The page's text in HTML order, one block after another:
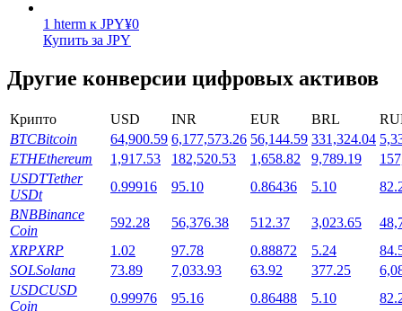
Стейкинг
Высокая прибыль и мгновенный доступ
Launchpool
Гибкая ставка для заработка популярных токенов
1 hterm к JPY¥0
Купить за JPY
Другие конверсии цифровых активов
Крипто USD INR EUR BRL
BTCBitcoin 64,900.59 6,177,573.26 56,144.59 331,324.04
ETHEthereum 1,917.53 182,520.53 1,658.82 9,789.19
USDTTether
USDt
0.99916 95.10 0.86436 5.10
BNBBinance
Coin
592.28 56,376.38 512.37 3,023.65
XRPXRP 1.02 97.78 0.88872 5.24
SOLSolana 73.89 7,033.93 63.92 377.25
USDCUSD
Coin
0.99976 95.16 0.86488 5.10